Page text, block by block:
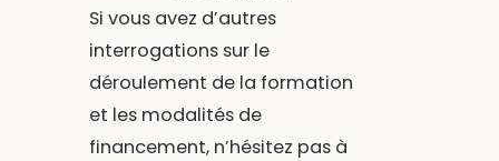
Si vous avez d’autres
interrogations sur le
déroulement de la formation
et les modalités de
financement, n’hésitez pas à